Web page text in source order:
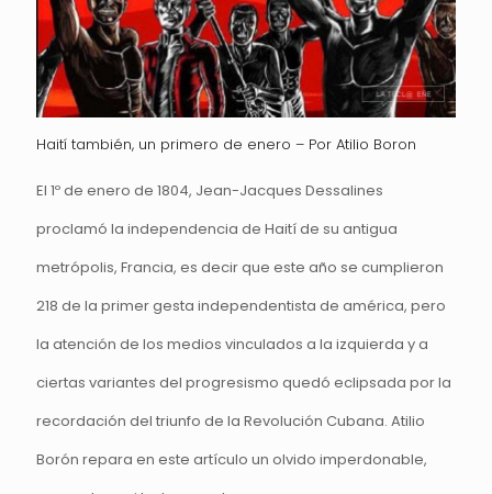
Haití también, un primero de enero – Por Atilio Boron
El 1º de enero de 1804, Jean-Jacques Dessalines
proclamó la independencia de Haití de su antigua
metrópolis, Francia, es decir que este año se cumplieron
218 de la primer gesta independentista de américa, pero
la atención de los medios vinculados a la izquierda y a
ciertas variantes del progresismo quedó eclipsada por la
recordación del triunfo de la Revolución Cubana. Atilio
Borón repara en este artículo un olvido imperdonable,